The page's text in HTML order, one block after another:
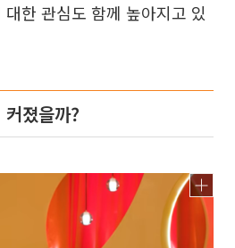
한 관심도 함께 높아지고 있
졌을까?